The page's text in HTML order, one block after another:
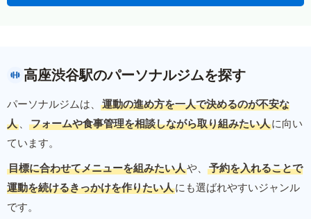
高座渋谷駅のパーソナルジムを探す
パーソナルジムは、
運動の進め方を一人で決めるのが不安な
人 、 フォームや食事管理を相談しながら取り組みたい人に向い
ています。
目標に合わせてメニューを組みたい人や、
予約を入れることで
運動を続けるきっかけを作りたい人にも選ばれやすいジャンル
です。